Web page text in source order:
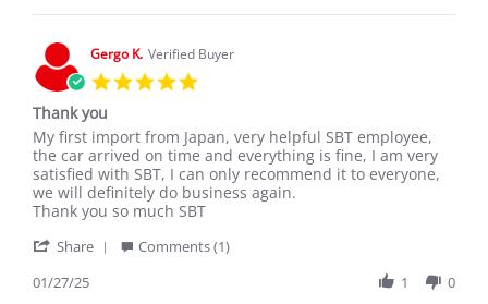
2025
Gergo K. Verified Buyer
Thank you
Review
by
Gergo
K.
on
Jan
review
stating
Thank
you
My first import from Japan, very helpful SBT employee,
the car arrived on time and everything is fine, I am very
satisfied with SBT, I can only recommend it to everyone,
we will definitely do business again.
Thank you so much SBT
Share
Comments (1)
01/27/25
1 0